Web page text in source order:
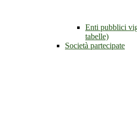
Enti pubblici
tabelle)
Società partecipate